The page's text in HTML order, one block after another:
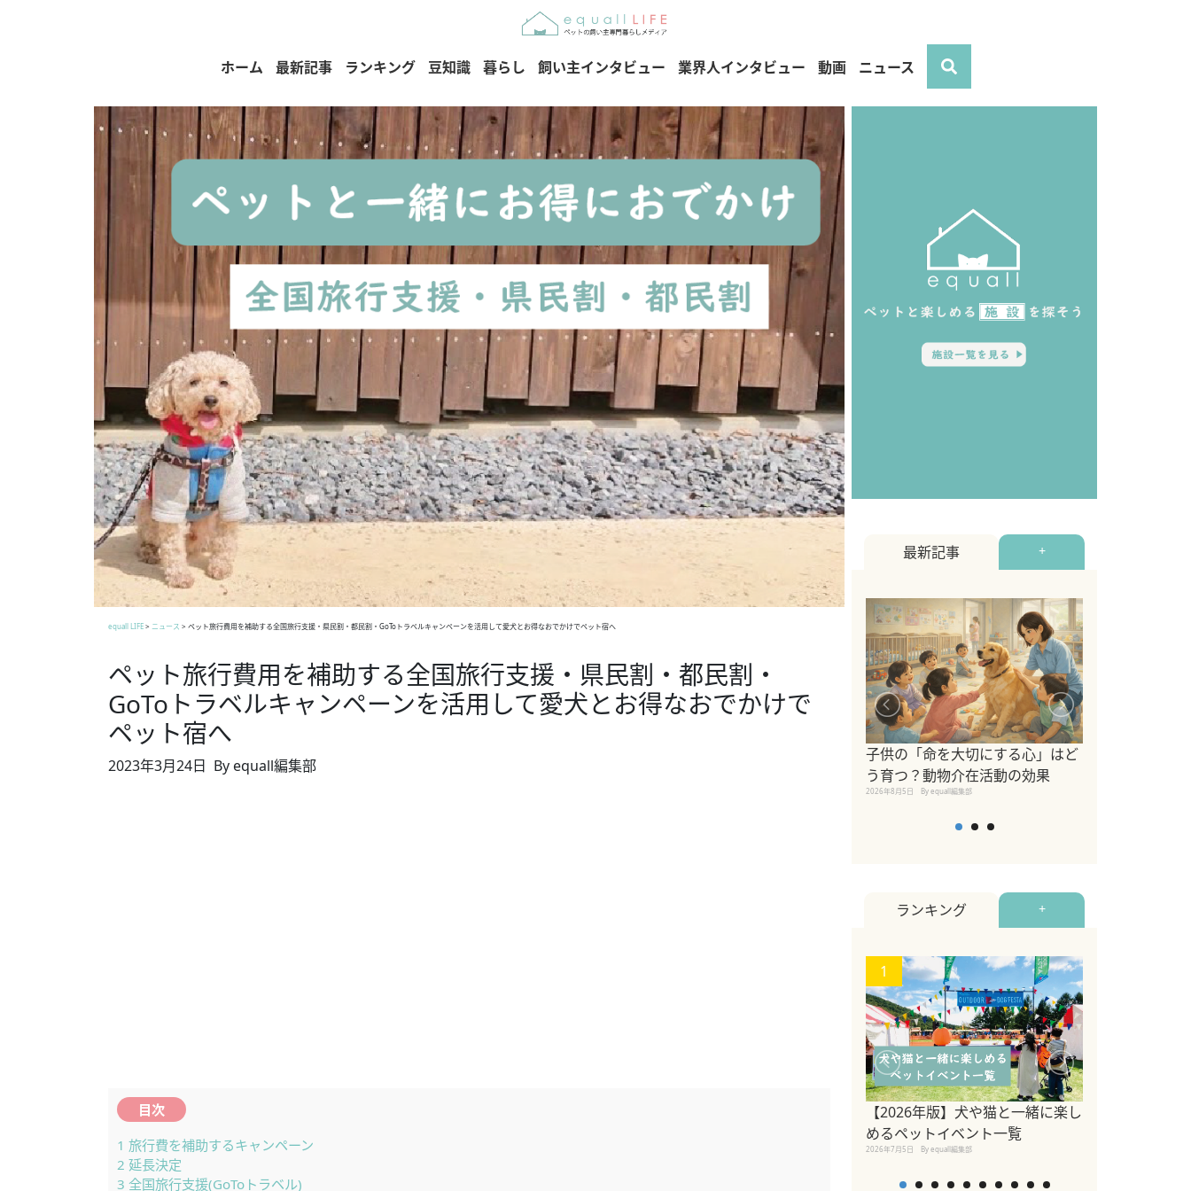
ホーム 最新記事 ランキング 豆知識 暮らし 飼い主インタビュー 業界人インタビュー 動画 ニュース
equall LIFE> ニュース > ペット旅行費用を補助する全国旅行支援・県民割・都民割・GoToトラベルキャンペーンを活用して愛犬とお得なおでかけでペット宿へ
ペット旅行費用を補助する全国旅行支援・県民割・都民割・
GoToトラベルキャンペーンを活用して愛犬とお得なおでかけで
ペット宿へ
2023年3月24日 By equall編集部
目次
1 旅行費を補助するキャンペーン
2 延長決定
3 全国旅行支援(GoToトラベル)
最新記事 +
子供の「命を大切にする心」はど
う育つ？動物介在活動の効果
2026年8月5日 By equall編集部
ランキング +
1
【2026年版】犬や猫と一緒に楽し
めるペットイベント一覧
2026年7月5日 By equall編集部